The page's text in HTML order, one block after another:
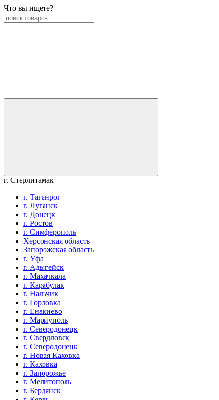
Что вы ищете?
г. Стерлитамак
г. Таганрог
г. Луганск
г. Донецк
г. Ростов
г. Симферополь
Херсонская область
Запорожская область
г. Уфа
г. Адыгейск
г. Махачкала
г. Карабулак
г. Нальчик
г. Горловка
г. Енакиево
г. Мариуполь
г. Северодонецк
г. Свердловск
г. Северодонецк
г. Новая Каховка
г. Каховка
г. Запорожье
г. Мелитополь
г. Бердянск